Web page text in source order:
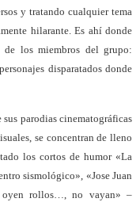
y tratando cualquier tema
hilarante. Es ahí donde
los miembros del grupo:
disparatados donde
parodias cinematográficas
se concentran de lleno
los cortos de humor «La
sismológico», «Jose Juan
oyen rollos…, no vayan» –